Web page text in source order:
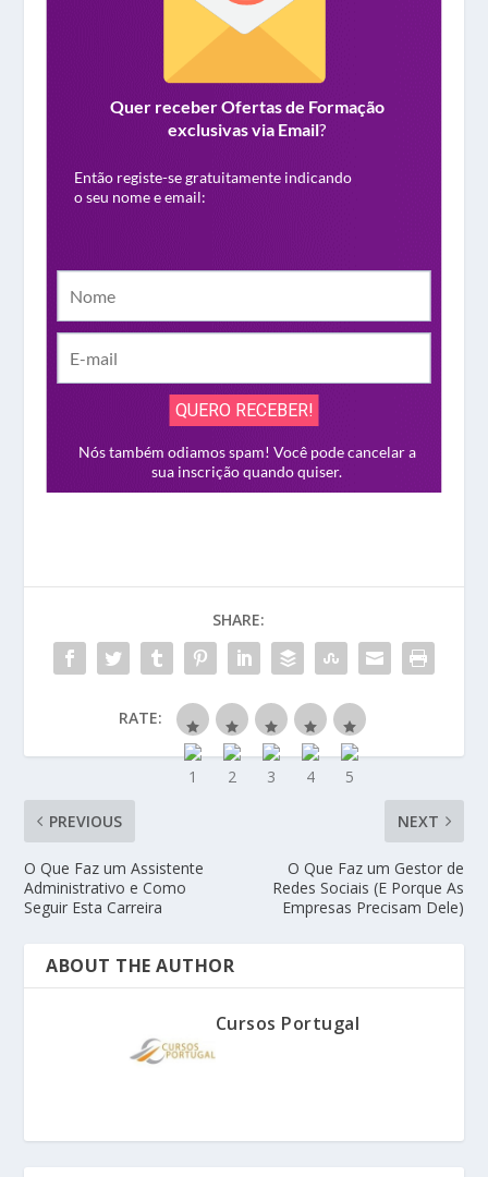
SHARE:
RATE:
PREVIOUS
O Que Faz um Assistente
Administrativo e Como
Seguir Esta Carreira
NEXT
O Que Faz um Gestor de
Redes Sociais (E Porque As
Empresas Precisam Dele)
ABOUT THE AUTHOR
Cursos Portugal